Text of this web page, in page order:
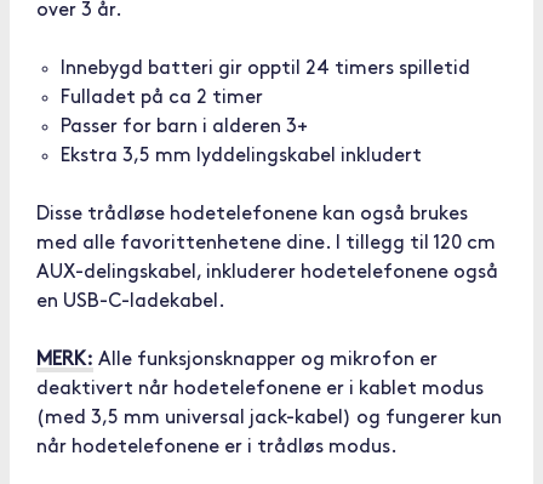
over 3 år.
Innebygd batteri gir opptil 24 timers spilletid
Fulladet på ca 2 timer
Passer for barn i alderen 3+
Ekstra 3,5 mm lyddelingskabel inkludert
Disse trådløse hodetelefonene kan også brukes
med alle favorittenhetene dine. I tillegg til 120 cm
AUX-delingskabel, inkluderer hodetelefonene også
en USB-C-ladekabel.
MERK: Alle funksjonsknapper og mikrofon er
deaktivert når hodetelefonene er i kablet modus
(med 3,5 mm universal jack-kabel) og fungerer kun
når hodetelefonene er i trådløs modus.